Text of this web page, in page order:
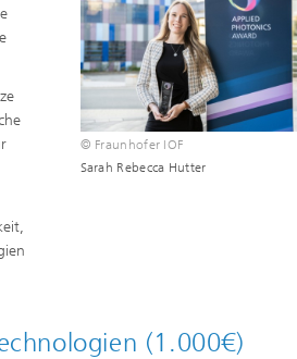
© Fraunhofer IOF
Sarah Rebecca Hutter
(1.000€)